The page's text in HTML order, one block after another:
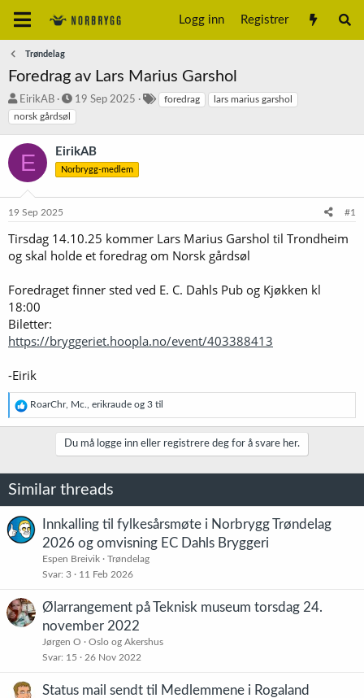
Logg inn Registrer
Trøndelag
Foredrag av Lars Marius Garshol
T
r
å
d
s
t
a
r
t
r
EirikAB
S
t
t
d
t
19 Sep 2025
d
foredrag
lars marius garshol
norsk gårdsøl
E EirikAB
Norbrygg-medlem
19 Sep 2025 #1
Tirsdag 14.10.25 kommer Lars Marius Garshol til Trondheim
og skal holde et foredrag om Norsk gårdsøl
Foredraget finner sted ved E. C. Dahls Pub og Kjøkken kl
18:00
Biletter:
https://bryggeriet.hoopla.no/event/403388413
-Eirik
R
e
a
n
e
r
:
RoarChr, Mc. erikraude og 3 til
Du må logge inn eller registrere deg for å svare her.
Similar threads
Innkalling til fylkesårsmøte i Norbrygg Trøndelag
2026 og omvisning EC Dahls Bryggeri
Espen Breivik
Trøndelag
Svar 3 11 Feb 2026
Ølarrangement på Teknisk museum torsdag 24.
november 2022
Jørgen O
Oslo og Akershus
Svar 15 26 Nov 2022
Status mail sendt til Medlemmene i Rogaland